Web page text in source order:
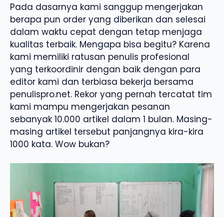
Pada dasarnya kami sanggup mengerjakan
berapa pun order yang diberikan dan selesai
dalam waktu cepat dengan tetap menjaga
kualitas terbaik. Mengapa bisa begitu? Karena
kami memiliki ratusan penulis profesional
yang terkoordinir dengan baik dengan para
editor kami dan terbiasa bekerja bersama
penulispro.net. Rekor yang pernah tercatat tim
kami mampu mengerjakan pesanan
sebanyak 10.000 artikel dalam 1 bulan. Masing-
masing artikel tersebut panjangnya kira-kira
1000 kata. Wow bukan?